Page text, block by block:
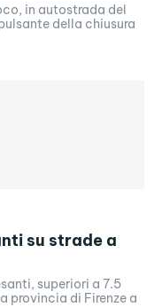
in autostrada del
della chiusura
su strade a
superiori a 7.5
provincia di Firenze a